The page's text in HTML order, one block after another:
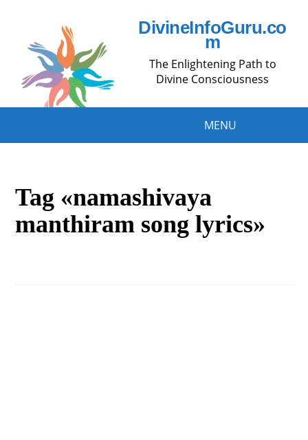
DivineInfoGuru.co
m
The Enlightening Path to
Divine Consciousness
MENU
Tag «namashivaya
manthiram song lyrics»